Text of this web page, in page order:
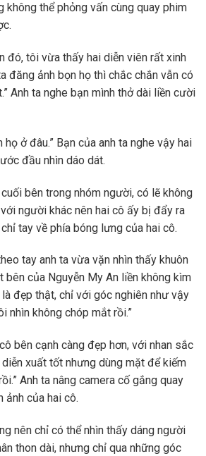
không thể phỏng vấn cùng quay phim
đó, tôi vừa thấy hai diễn viên rất xinh
đăng ảnh bọn họ thì chắc chắn vẫn có
Anh ta nghe bạn mình thở dài liền cười
họ ở đâu.” Bạn của anh ta nghe vậy hai
đầu nhìn dáo dát.
bên trong nhóm người, có lẽ không
người khác nên hai cô ấy bị đẩy ra
tay về phía bóng lưng của hai cô.
tay anh ta vừa vặn nhìn thấy khuôn
bên của Nguyễn My An liền không kìm
đẹp thật, chỉ với góc nghiên như vậy
nhìn không chóp mắt rồi.”
bên cạnh càng đẹp hơn, với nhan sắc
xuất tốt nhưng dùng mặt để kiếm
Anh ta nâng camera cố gắng quay
ảnh của hai cô.
nên chỉ có thể nhìn thấy dáng người
thon dài, nhưng chỉ qua những góc